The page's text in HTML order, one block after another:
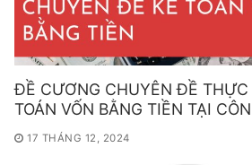
ĐỀ CƯƠNG CHUYÊN ĐỀ THỰC
TOÁN VỐN BẰNG TIỀN TẠI
17 THÁNG 12, 2024